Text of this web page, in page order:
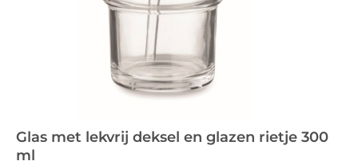
Glas met lekvrij deksel en glazen rietje 300
ml